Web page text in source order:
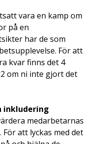
vara en kamp om
på en
har de som
För att
kvar finns det 4
om ni inte gjort det
inkludering
medarbetarnas
att lyckas med det